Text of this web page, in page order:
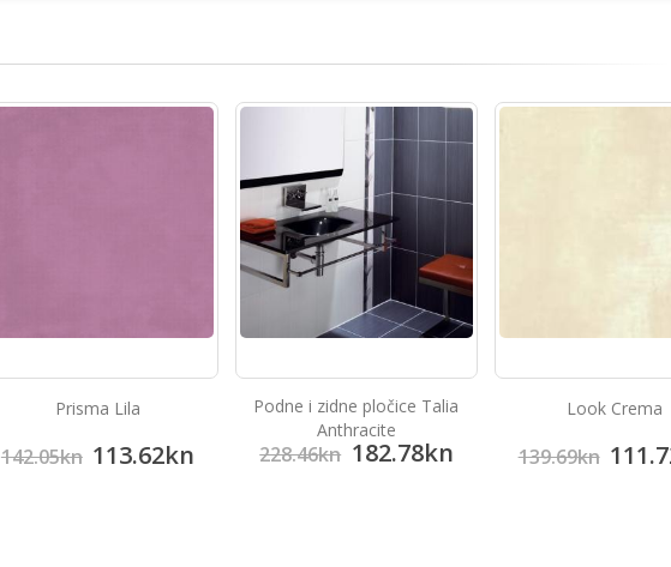
Podne i zidne pločice Talia
228.46kn 182.78kn
Look Crema
139.69kn 111.72kn
Podne porcelanske
484.50kn